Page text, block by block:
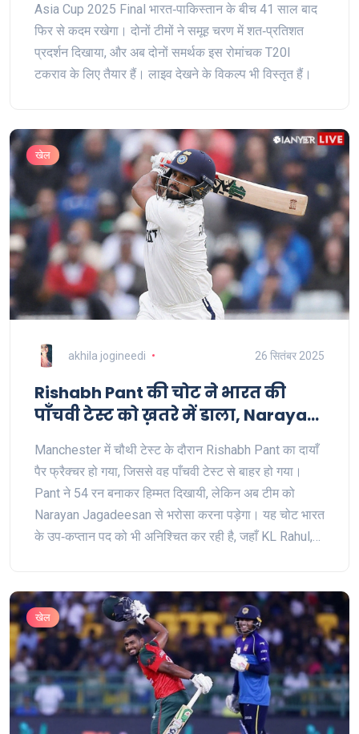
Asia Cup 2025 Final भारत‑पाकिस्तान के बीच 41 साल बाद
फिर से कदम रखेगा। दोनों टीमों ने समूह चरण में शत‑प्रतिशत
प्रदर्शन दिखाया, और अब दोनों समर्थक इस रोमांचक T20I
टकराव के लिए तैयार हैं। लाइव देखने के विकल्प भी विस्तृत हैं।
खेल
akhila jogineedi 26 सितंबर 2025
Rishabh Pant की चोट ने भारत की
पाँचवी टेस्ट को ख़तरे में डाला, Narayan
Manchester में चौथी टेस्ट के दौरान Rishabh Pant का दायाँ
पैर फ्रैक्चर हो गया, जिससे वह पाँचवी टेस्ट से बाहर हो गया।
Pant ने 54 रन बनाकर हिम्मत दिखायी, लेकिन अब टीम को
Narayan Jagadeesan से भरोसा करना पड़ेगा। यह चोट भारत
के उप‑कप्तान पद को भी अनिश्चित कर रही है, जहाँ KL Rahul,
अभी बराबर है।
खेल